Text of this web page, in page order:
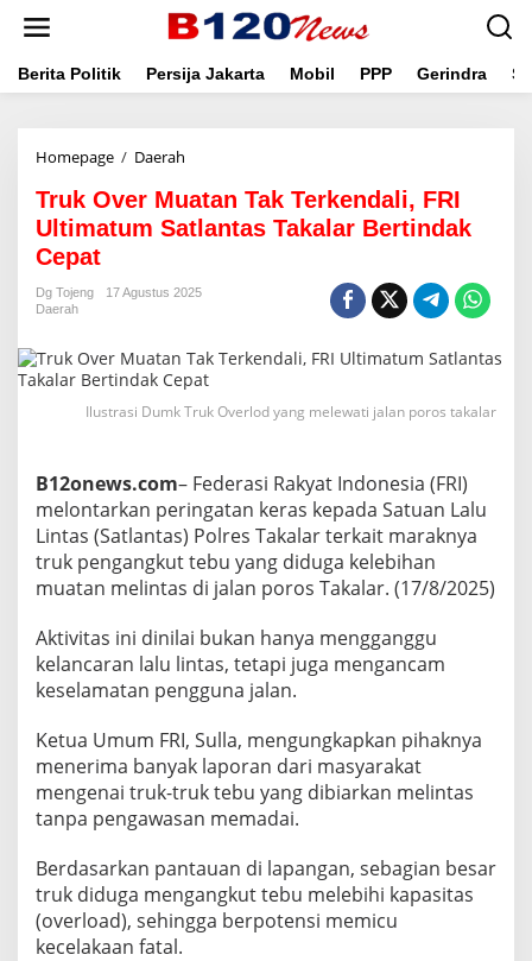
t
Berita Politik Persija Jakarta Mobil PPP Gerindra
Homepage / Daerah
u
k
O
e
u
a
t
a
k
T
e
r
k
n
d
a
l
F
R
I
U
t
m
a
Truk Over Muatan Tak Terkendali, FRI
Ultimatum Satlantas Takalar Bertindak
Cepat
Dg Tojeng
17 Agustus 2025
Daerah
Ilustrasi Dumk Truk Overlod yang melewati jalan poros takalar
B12onews.com– Federasi Rakyat Indonesia (FRI)
melontarkan peringatan keras kepada Satuan Lalu
Lintas (Satlantas) Polres Takalar terkait maraknya
truk pengangkut tebu yang diduga kelebihan
muatan melintas di jalan poros Takalar. (17/8/2025)
Aktivitas ini dinilai bukan hanya mengganggu
kelancaran lalu lintas, tetapi juga mengancam
keselamatan pengguna jalan.
Ketua Umum FRI, Sulla, mengungkapkan pihaknya
menerima banyak laporan dari masyarakat
mengenai truk-truk tebu yang dibiarkan melintas
tanpa pengawasan memadai.
Berdasarkan pantauan di lapangan, sebagian besar
truk diduga mengangkut tebu melebihi kapasitas
(overload), sehingga berpotensi memicu
kecelakaan fatal.